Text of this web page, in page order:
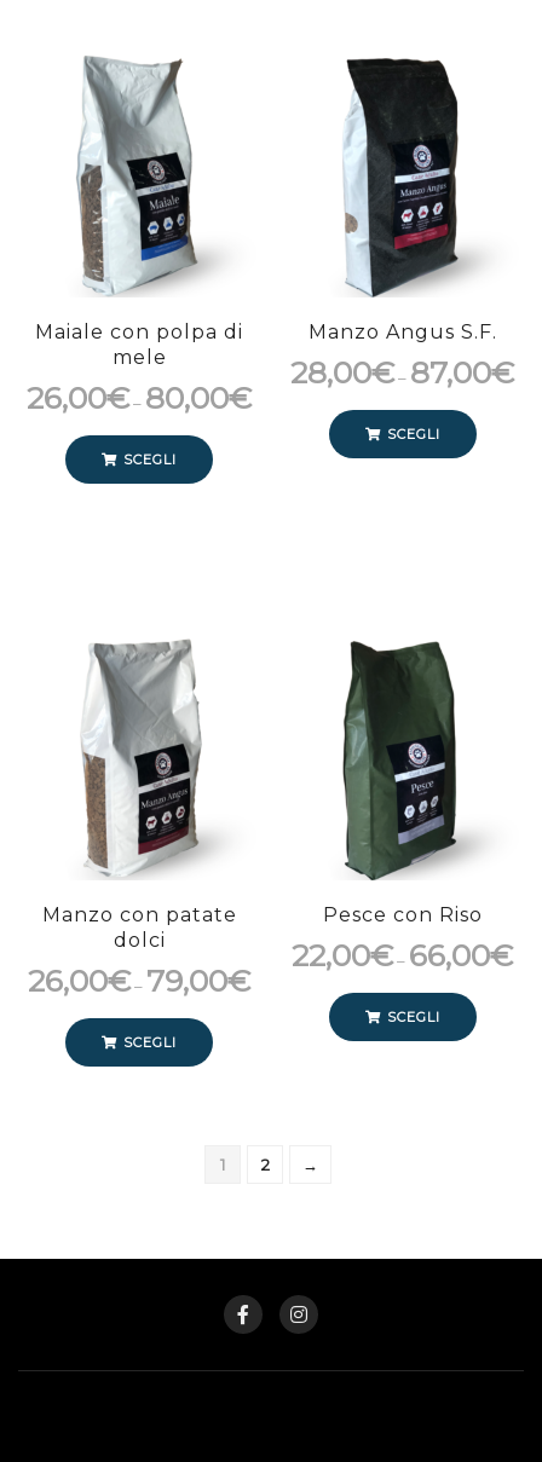
Maiale con polpa di
mele
26,00€– 80,00€
SCEGLI
Manzo Angus S.F.
28,00€– 87,00€
SCEGLI
Manzo con patate
dolci
26,00€– 79,00€
SCEGLI
Pesce con Riso
22,00€– 66,00€
SCEGLI
1 2 →